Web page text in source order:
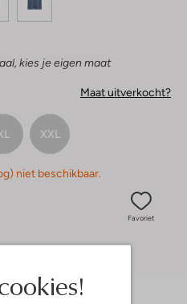
kies je eigen maat
Maat uitverkocht?
XXL
niet beschikbaar.
Favoriet